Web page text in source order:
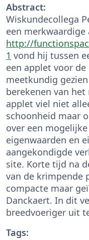
Abstract:
Wiskundecollega
een
http://
1 vond hij tussen
een applet voor
meetkundig
berekenen van
applet viel niet
schoonheid maar
over een
eigenwaarden en
aangekondigde
site. Korte tijd na
van de krimpende
compacte maar
Danckaert. In dit
breedvoeriger uit
Tags: